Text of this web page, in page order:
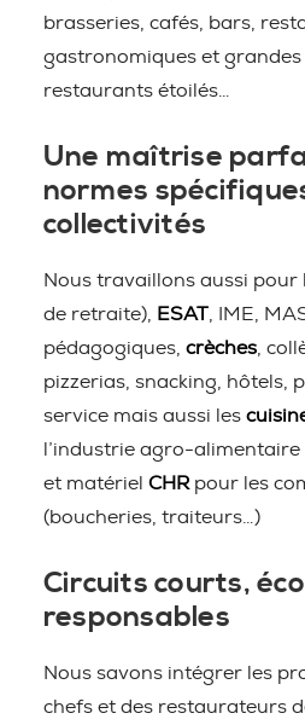
brasseries, cafés, bars,
gastronomiques et grandes
restaurants étoilés…
Une maîtrise
normes
collectivités
Nous travaillons aussi pour
de retraite),
ESAT , IME,
pédagogiques, crèches ,
pizzerias, snacking, hôtels,
service mais aussi les
l’industrie agro-
et matériel CHR pour les
(boucheries, traiteurs…)
Circuits courts,
responsables
Nous savons intégrer les
chefs et des restaurateurs